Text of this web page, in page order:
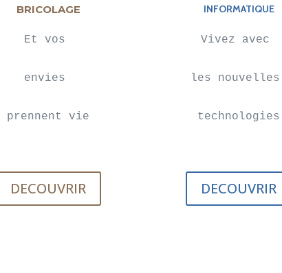
BRICOLAGE
Et vos
envies
prennent vie
DECOUVRIR
INFORMATIQUE
Vivez avec
les nouvelles
technologies
DECOUVRIR